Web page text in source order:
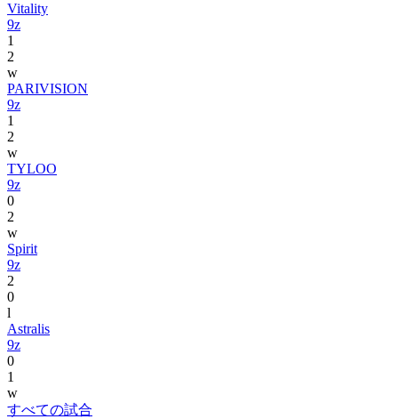
Vitality
9z
1
2
w
PARIVISION
9z
1
2
w
TYLOO
9z
0
2
w
Spirit
9z
2
0
l
Astralis
9z
0
1
w
すべての試合